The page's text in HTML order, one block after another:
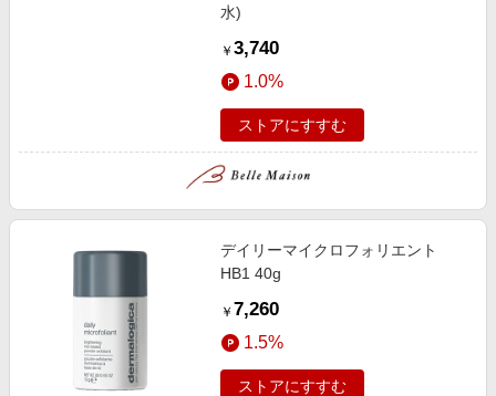
水)
￥ 3,740
1.0%
ストアにすすむ
デイリーマイクロフォリエント
HB1 40g
￥ 7,260
1.5%
ストアにすすむ